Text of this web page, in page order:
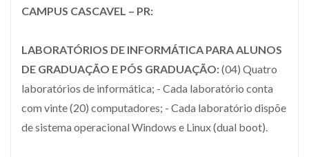
CAMPUS CASCAVEL – PR:
LABORATÓRIOS DE INFORMÁTICA PARA ALUNOS
DE GRADUAÇÃO E PÓS GRADUAÇÃO:(04) Quatro
laboratórios de informática; - Cada laboratório conta
com vinte (20) computadores; - Cada laboratório dispõe
de sistema operacional Windows e Linux (dual boot).